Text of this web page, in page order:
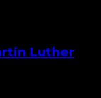
Luther